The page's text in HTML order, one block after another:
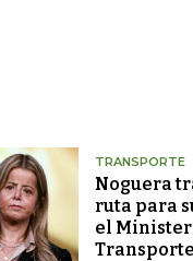
TRANSPORTE
Noguera
ruta para
el
Transporte